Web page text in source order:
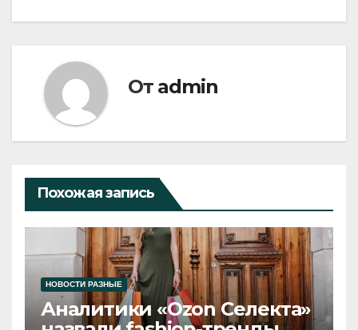
От admin
Похожая запись
НОВОСТИ РАЗНЫЕ
Аналитики «Ozon Селекта»